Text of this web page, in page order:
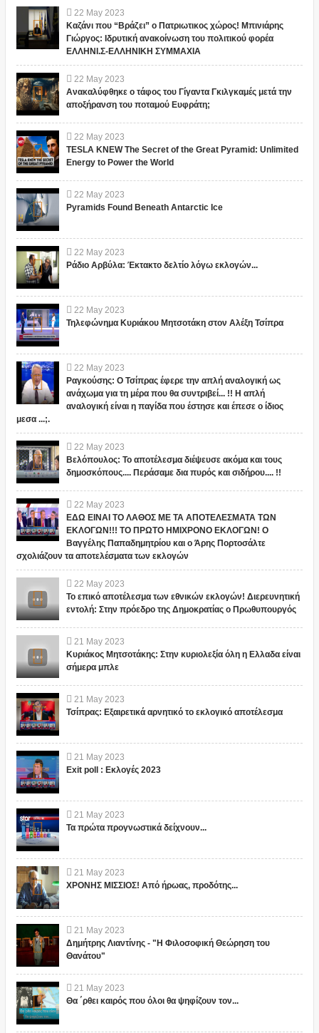
22 May 2023
Καζάνι που “Βράζει” ο Πατριωτικος χώρος! Μπινιάρης
Γιώργος: Ιδρυτική ανακοίνωση του πολιτικού φορέα
ΕΛΛΗΝΙ.Σ-ΕΛΛΗΝΙΚΗ ΣΥΜΜΑΧΙΑ
22 May 2023
Ανακαλύφθηκε ο τάφος του Γίγαντα Γκιλγκαμές μετά την
αποξήρανση του ποταμού Ευφράτη;
22 May 2023
TESLA KNEW The Secret of the Great Pyramid: Unlimited
Energy to Power the World
22 May 2023
Pyramids Found Beneath Antarctic Ice
22 May 2023
Ράδιο Αρβύλα: Έκτακτο δελτίο λόγω εκλογών...
22 May 2023
Τηλεφώνημα Κυριάκου Μητσοτάκη στον Αλέξη Τσίπρα
22 May 2023
Ραγκούσης: Ο Τσίπρας έφερε την απλή αναλογική ως
ανάχωμα για τη μέρα που θα συντριβεί... !! Η απλή
αναλογική είναι η παγίδα που έστησε και έπεσε ο ίδιος
μεσα ...;.
22 May 2023
Βελόπουλος: Το αποτέλεσμα διέψευσε ακόμα και τους
δημοσκόπους.... Περάσαμε δια πυρός και σιδήρου.... !!
22 May 2023
ΕΔΩ ΕΙΝΑΙ ΤΟ ΛΑΘΟΣ ΜΕ ΤΑ ΑΠΟΤΕΛΕΣΜΑΤΑ ΤΩΝ
ΕΚΛΟΓΩΝ!!! ΤΟ ΠΡΩΤΟ ΗΜΙΧΡΟΝΟ ΕΚΛΟΓΩΝ! Ο
Βαγγέλης Παπαδημητρίου και ο Άρης Πορτοσάλτε
σχολιάζουν τα αποτελέσματα των εκλογών
22 May 2023
Το επικό αποτέλεσμα των εθνικών εκλογών! Διερευνητική
εντολή: Στην πρόεδρο της Δημοκρατίας ο Πρωθυπουργός
21 May 2023
Κυριάκος Μητσοτάκης: Στην κυριολεξία όλη η Ελλαδα είναι
σήμερα μπλε
21 May 2023
Τσίπρας: Εξαιρετικά αρνητικό το εκλογικό αποτέλεσμα
21 May 2023
Exit poll : Εκλογές 2023
21 May 2023
Τα πρώτα προγνωστικά δείχνουν...
21 May 2023
ΧΡΟΝΗΣ ΜΙΣΣΙΟΣ! Από ήρωας, προδότης...
21 May 2023
Δημήτρης Λιαντίνης - "Η Φιλοσοφική Θεώρηση του
Θανάτου"
21 May 2023
Θα ΄ρθει καιρός που όλοι θα ψηφίζουν τον...